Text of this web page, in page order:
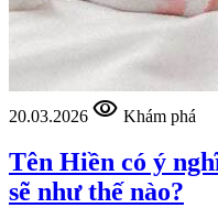
20.03.2026 visibility Khám phá
Tên Hiền có ý
sẽ như thế nào?